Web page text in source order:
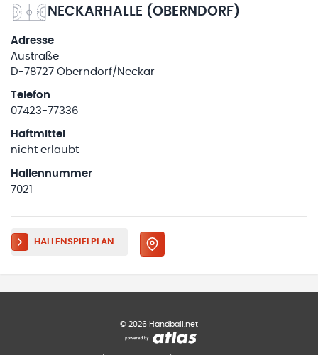
NECKARHALLE (OBERNDORF)
Adresse
Austraße
D-78727 Oberndorf/Neckar
Telefon
07423-77336
Haftmittel
nicht erlaubt
Hallennummer
7021
HALLENSPIELPLAN
© 2026 Handball.net